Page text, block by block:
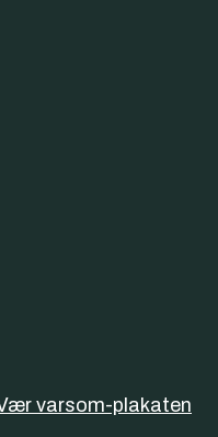
varsom-plakaten